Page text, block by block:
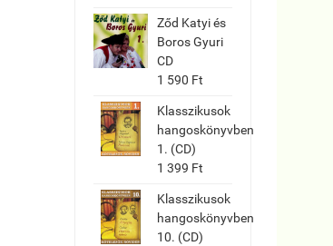
Ződ Katyi és
Boros Gyuri
CD
1 590 Ft
Klasszikusok
hangoskönyvben
1. (CD)
1 399 Ft
Klasszikusok
hangoskönyvben
10. (CD)